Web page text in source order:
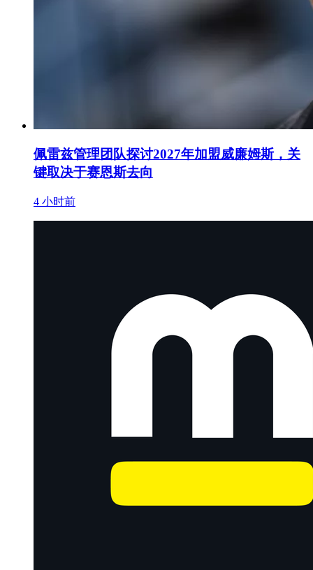
佩雷兹管理团队探讨2027年加盟威廉姆斯，关
键取决于赛恩斯去向
4 小时前